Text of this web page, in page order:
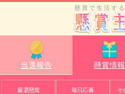
懸賞で生活す
当選報告 懸賞情報
厳選懸賞 毎日応募 そ